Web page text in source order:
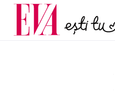
Carieră
Actualitate